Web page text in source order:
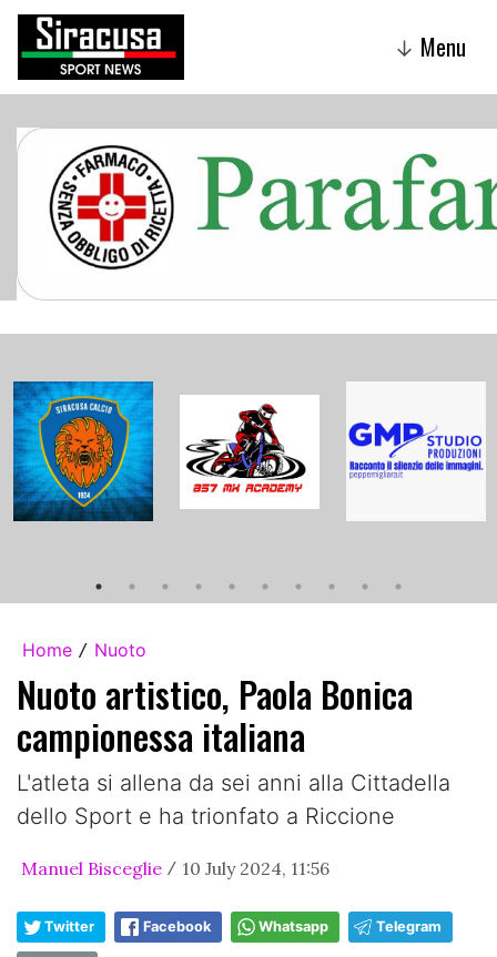
↓ Menu
Home / Nuoto
Nuoto artistico, Paola Bonica
campionessa italiana
L'atleta si allena da sei anni alla Cittadella
dello Sport e ha trionfato a Riccione
Manuel Bisceglie / 10 July 2024, 11:56
Twitter Facebook Whatsapp Telegram